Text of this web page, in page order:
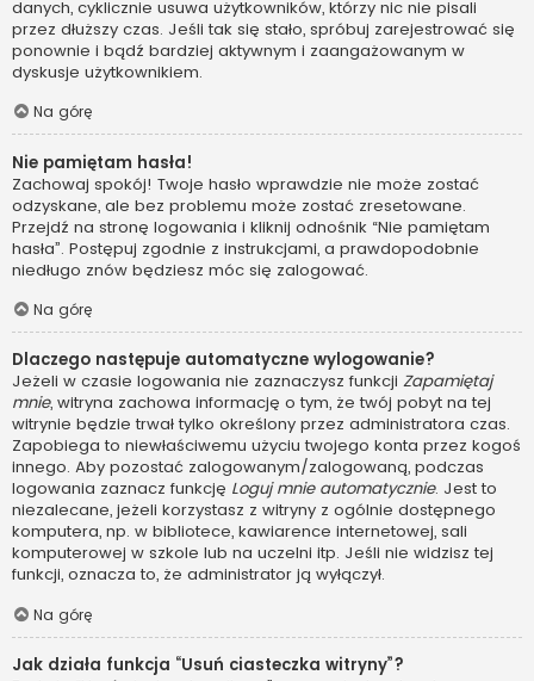
danych, cyklicznie usuwa użytkowników, którzy nic nie pisali
przez dłuższy czas. Jeśli tak się stało, spróbuj zarejestrować się
ponownie i bądź bardziej aktywnym i zaangażowanym w
dyskusje użytkownikiem.
Na górę
Nie pamiętam hasła!
Zachowaj spokój! Twoje hasło wprawdzie nie może zostać
odzyskane, ale bez problemu może zostać zresetowane.
Przejdź na stronę logowania i kliknij odnośnik “Nie pamiętam
hasła”. Postępuj zgodnie z instrukcjami, a prawdopodobnie
niedługo znów będziesz móc się zalogować.
Na górę
Dlaczego następuje automatyczne wylogowanie?
Jeżeli w czasie logowania nie zaznaczysz funkcji Zapamiętaj
mnie, witryna zachowa informację o tym, że twój pobyt na tej
witrynie będzie trwał tylko określony przez administratora czas.
Zapobiega to niewłaściwemu użyciu twojego konta przez kogoś
innego. Aby pozostać zalogowanym/zalogowaną, podczas
logowania zaznacz funkcję Loguj mnie automatycznie. Jest to
niezalecane, jeżeli korzystasz z witryny z ogólnie dostępnego
komputera, np. w bibliotece, kawiarence internetowej, sali
komputerowej w szkole lub na uczelni itp. Jeśli nie widzisz tej
funkcji, oznacza to, że administrator ją wyłączył.
Na górę
Jak działa funkcja “Usuń ciasteczka witryny”?